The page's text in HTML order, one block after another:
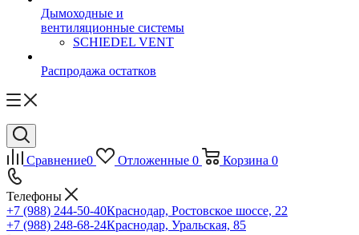
Дымоходные и
вентиляционные системы
SCHIEDEL VENT
Распродажа остатков
Сравнение0 Отложенные 0 Корзина 0
Телефоны
+7 (988) 244-50-40Краснодар, Ростовское шоссе, 22
+7 (988) 248-68-24Краснодар, Уральская, 85